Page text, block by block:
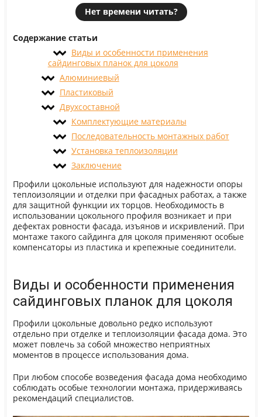
Нет времени читать?
Содержание статьи
Виды и особенности применения
сайдинговых планок для цоколя
Алюминиевый
Пластиковый
Двухсоставной
Комплектующие материалы
Последовательность монтажных работ
Установка теплоизоляции
Заключение
Профили цокольные используют для надежности опоры
теплоизоляции и отделки при фасадных работах, а также
для защитной функции их торцов. Необходимость в
использовании цокольного профиля возникает и при
дефектах ровности фасада, изъянов и искривлений. При
монтаже такого сайдинга для цоколя применяют особые
компенсаторы из пластика и крепежные соединители.
Виды и особенности применения
сайдинговых планок для цоколя
Профили цокольные довольно редко используют
отдельно при отделке и теплоизоляции фасада дома. Это
может повлечь за собой множество неприятных
моментов в процессе использования дома.
При любом способе возведения фасада дома необходимо
соблюдать особые технологии монтажа, придерживаясь
рекомендаций специалистов.